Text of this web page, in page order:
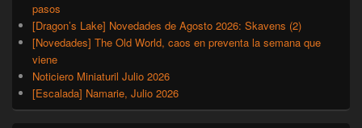
pasos
[Dragon’s Lake] Novedades de Agosto 2026: Skavens (2)
[Novedades] The Old World, caos en preventa la semana que
viene
Noticiero Miniaturil Julio 2026
[Escalada] Namarie, Julio 2026